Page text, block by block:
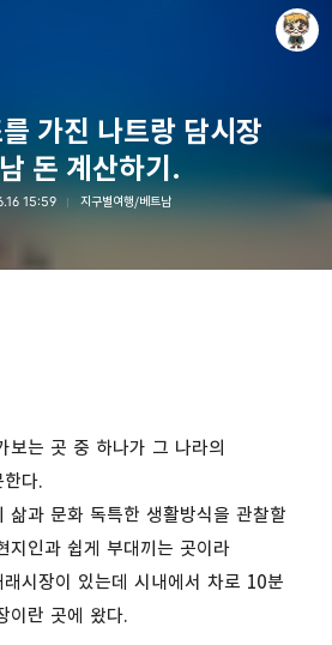
가진 나트랑 담시장
돈 계산하기.
15:59 지구별여행/베트남
보는 곳 중 하나가 그 나라의
다.
삶과 문화 독특한 생활방식을 관찰할
지인과 쉽게 부대끼는 곳이라
시장이 있는데 시내에서 차로 10분
이란 곳에 왔다.
Raycat : Photo and Story